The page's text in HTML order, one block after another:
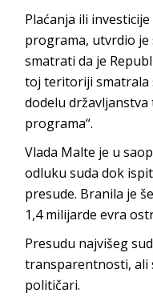
Plaćanja ili
programa, utvrdio je
smatrati da je
toj teritoriji smatrala
dodelu
programa“.
Vlada Malte je u
odluku suda dok
presude. Branila je
1,4 milijarde evra
Presudu najvišeg
transparentnosti, ali
političari.